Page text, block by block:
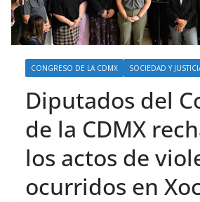
CONGRESO DE LA CDMX SOCIEDAD Y
Diputados del
de la CDMX
los actos de
ocurridos en